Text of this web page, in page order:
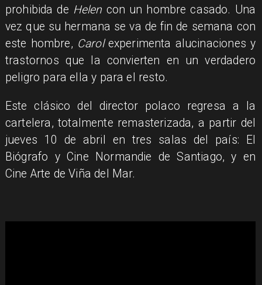
prohibida de Helen con un hombre casado. Una
vez que su hermana se va de fin de semana con
este hombre, Carolexperimenta alucinaciones y
trastornos que la convierten en un verdadero
peligro para ella y para el resto.
Este clásico del director polaco regresa a la
cartelera, totalmente remasterizada, a partir del
jueves 10 de abril en tres salas del país: El
Biógrafo y Cine Normandie de Santiago, y en
Cine Arte de Viña del Mar.